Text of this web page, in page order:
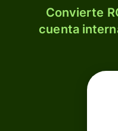
Convierte
cuenta